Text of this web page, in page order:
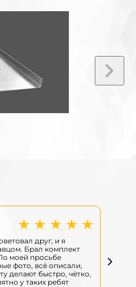
★ ★ ★ ★ ★
друг, и я
Брал комплект
моей просьбе
фото, всё описали,
делают быстро, чётко,
у таких ребят